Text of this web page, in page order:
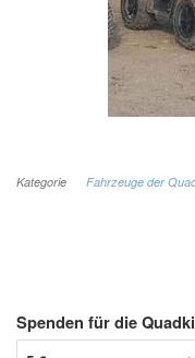
Kategorie Fahrzeuge der
Spenden für die